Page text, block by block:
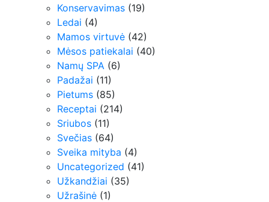
Konservavimas (19)
Ledai (4)
Mamos virtuvė (42)
Mėsos patiekalai (40)
Namų SPA (6)
Padažai (11)
Pietums (85)
Receptai (214)
Sriubos (11)
Svečias (64)
Sveika mityba (4)
Uncategorized (41)
Užkandžiai (35)
Užrašinė (1)